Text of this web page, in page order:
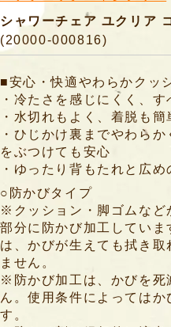
シャワーチェア ユクリア
(20000-000816)
■安心・快適やわらかクッ
・冷たさを感じにくく、
・水切れもよく、着脱も簡
・ひじかけ裏までやわら
をぶつけても安心
・ゆったり背もたれと広
○防かびタイプ
※クッション・脚ゴムなど
部分に防かび加工してい
は、かびが生えても拭き
ません。
※防かび加工は、かびを死
ん。使用条件によっては
す。